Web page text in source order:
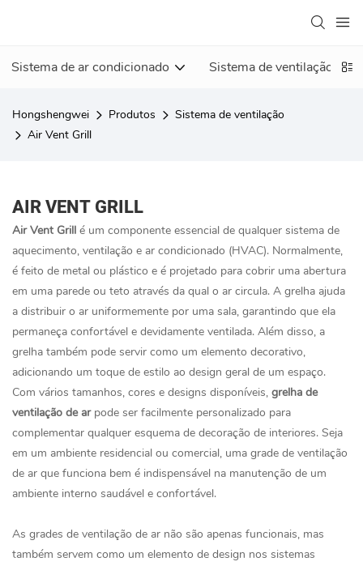
Sistema de ar condicionado Sistema de ventilação
Hongshengwei Produtos
Sistema de ventilação
Air Vent Grill
AIR VENT GRILL
Air Vent Grill é um componente essencial de qualquer sistema de
aquecimento, ventilação e ar condicionado (HVAC). Normalmente,
é feito de metal ou plástico e é projetado para cobrir uma abertura
em uma parede ou teto através da qual o ar circula. A grelha ajuda
a distribuir o ar uniformemente por uma sala, garantindo que ela
permaneça confortável e devidamente ventilada. Além disso, a
grelha também pode servir como um elemento decorativo,
adicionando um toque de estilo ao design geral de um espaço.
Com vários tamanhos, cores e designs disponíveis, grelha de
ventilação de ar pode ser facilmente personalizado para
complementar qualquer esquema de decoração de interiores. Seja
em um ambiente residencial ou comercial, uma grade de ventilação
de ar que funciona bem é indispensável na manutenção de um
ambiente interno saudável e confortável.
As grades de ventilação de ar não são apenas funcionais, mas
também servem como um elemento de design nos sistemas